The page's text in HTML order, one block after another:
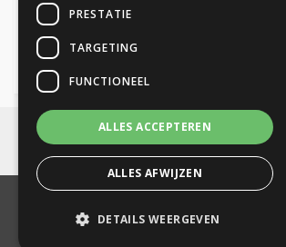
© FEM studio
Privacy policy
PRESTATIE
TARGETING
FUNCTIONEEL
ALLES ACCEPTEREN
ALLES AFWIJZEN
DETAILS WEERGEVEN